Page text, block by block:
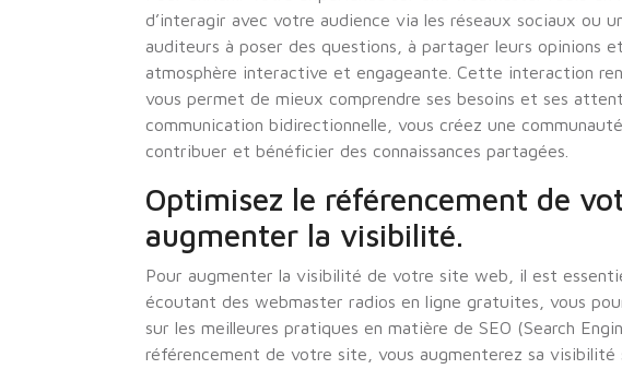
d’interagir avec votre audience via les réseaux sociaux ou
auditeurs à poser des questions, à partager leurs opinions
atmosphère interactive et engageante. Cette interaction
vous permet de mieux comprendre ses besoins et ses
communication bidirectionnelle, vous créez une
contribuer et bénéficier des connaissances partagées.
Optimisez le référencement de
augmenter la visibilité.
Pour augmenter la visibilité de votre site web, il est
écoutant des webmaster radios en ligne gratuites, vous
sur les meilleures pratiques en matière de SEO (Search
référencement de votre site, vous augmenterez sa